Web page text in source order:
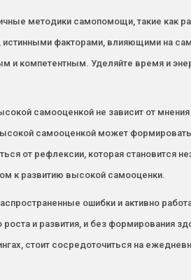
методики самопомощи, такие как
факторами, влияющими на
компетентным. Уделяйте время и
самооценкой не зависит от
самооценкой может формировать
от рефлексии, которая становится
к развитию высокой самооценки.
ошибки и активно
и развития, и без формирования
стоит сосредоточиться на